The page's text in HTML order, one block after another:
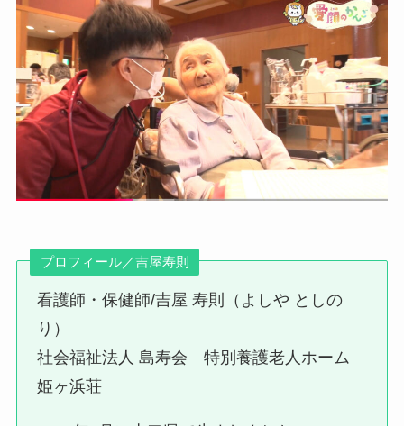
プロフィール／吉屋寿則
看護師・保健師/吉屋 寿則（よしや としの
り）
社会福祉法人 島寿会 特別養護老人ホーム
姫ヶ浜荘